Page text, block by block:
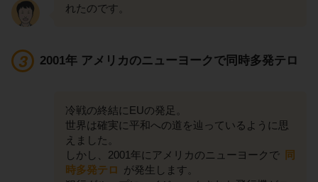
れたのです。
2001年 アメリカのニューヨークで同時多発テロ
冷戦の終結にEUの発足。
世界は確実に平和への道を辿っているように思
えました。
しかし、2001年にアメリカのニューヨークで 同
時多発テロ が発生します。